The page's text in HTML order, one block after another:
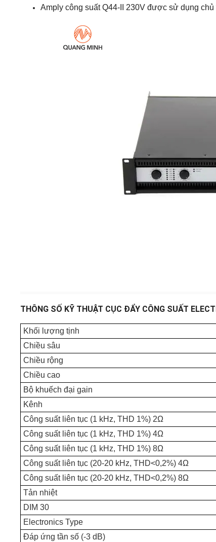
Amply công suất Q44-II 230V được sử dụng
THÔNG SỐ KỸ THUẬT CỤC ĐẨY CÔNG SUẤT
Khối lượng tịnh
Chiều sâu
Chiều rộng
Chiều cao
Bộ khuếch đại gain
Kênh
Công suất liên tục (1 kHz, THD 1%) 2Ω
Công suất liên tục (1 kHz, THD 1%) 4Ω
Công suất liên tục (1 kHz, THD 1%) 8Ω
Công suất liên tục(20-20 kHz, THD<0,2%) 4Ω
Công suất liên tục(20-20 kHz, THD<0,2%) 8Ω
Tản nhiệt
DIM 30
Electronics Type
Đáp ứng tần số (-3 dB)